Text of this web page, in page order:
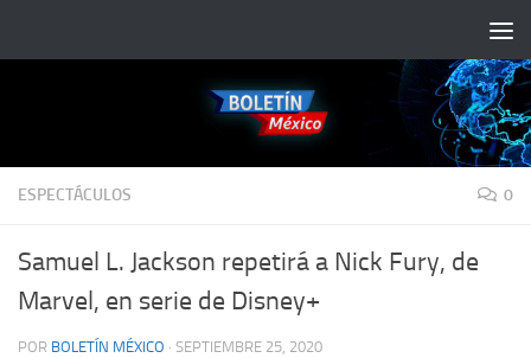
ESPECTÁCULOS 0
Samuel L. Jackson repetirá a Nick Fury, de
Marvel, en serie de Disney+
POR BOLETÍN MÉXICO · SEPTIEMBRE 25, 2020